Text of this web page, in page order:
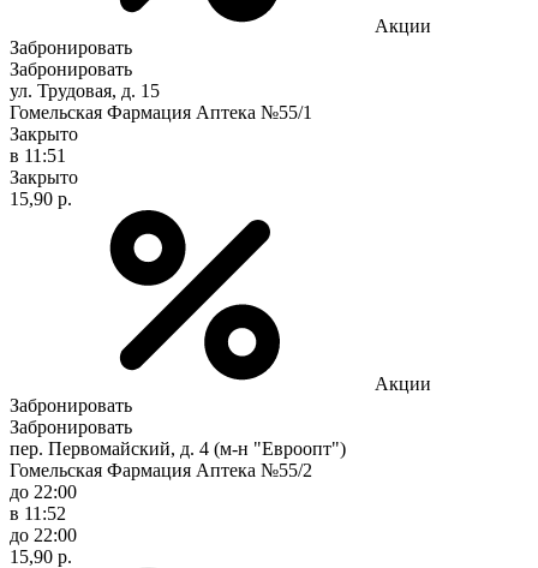
Акции
Забронировать
Забронировать
ул. Трудовая, д. 15
Гомельская Фармация Аптека №55/1
Закрыто
в 11:51
Закрыто
15,90 р.
Акции
Забронировать
Забронировать
пер. Первомайский, д. 4 (м-н "Евроопт")
Гомельская Фармация Аптека №55/2
до 22:00
в 11:52
до 22:00
15,90 р.